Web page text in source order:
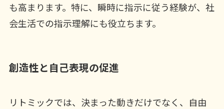
も高まります。特に、瞬時に指示に従う経験が、社
会生活での指示理解にも役立ちます。
創造性と自己表現の促進
リトミックでは、決まった動きだけでなく、自由